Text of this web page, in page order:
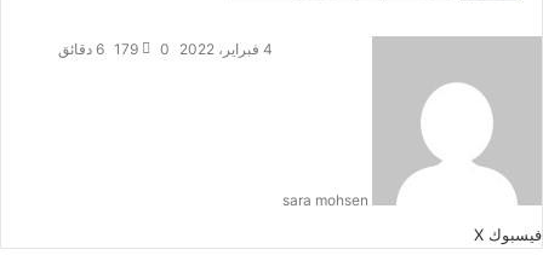
sara mohsen
4 فبراير، 2022 0
179 6 دقائق
فيسبوك ‫Xلينكدإن
بينتيريست
مشاركة
طباعة